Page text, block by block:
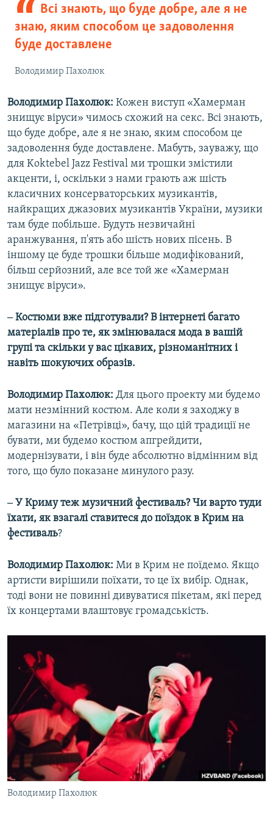
Всі знають, що буде добре, але я не
знаю, яким способом це задоволення
буде доставлене
Володимир Пахолюк
Володимир Пахолюк: Кожен виступ «Хамерман
знищує віруси» чимось схожий на секс. Всі знають,
що буде добре, але я не знаю, яким способом це
задоволення буде доставлене. Мабуть, зауважу, що
для Koktebel Jazz Festival ми трошки змістили
акценти, і, оскільки з нами грають аж шість
класичних консерваторських музикантів,
найкращих джазових музикантів України, музики
там буде побільше. Будуть незвичайні
аранжування, п'ять або шість нових пісень. В
іншому це буде трошки більше модифікований,
більш серйозний, але все той же «Хамерман
знищує віруси».
‒ Костюми вже підготували? В інтернеті багато
матеріалів про те, як змінювалася мода в вашій
групі та скільки у вас цікавих, різноманітних і
навіть шокуючих образів.
Володимир Пахолюк: Для цього проекту ми будемо
мати незмінний костюм. Але коли я заходжу в
магазини на «Петрівці», бачу, що цій традиції не
бувати, ми будемо костюм апгрейдити,
модернізувати, і він буде абсолютно відмінним від
того, що було показане минулого разу.
‒ У Криму теж музичний фестиваль? Чи варто туди
їхати, як взагалі ставитеся до поїздок в Крим на
фестиваль?
Володимир Пахолюк: Ми в Крим не поїдемо. Якщо
артисти вирішили поїхати, то це їх вибір. Однак,
тоді вони не повинні дивуватися пікетам, які перед
їх концертами влаштовує громадськість.
Володимир Пахолюк